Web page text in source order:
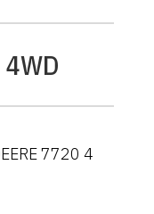
7720 4